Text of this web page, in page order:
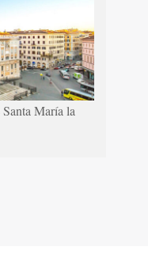
María la